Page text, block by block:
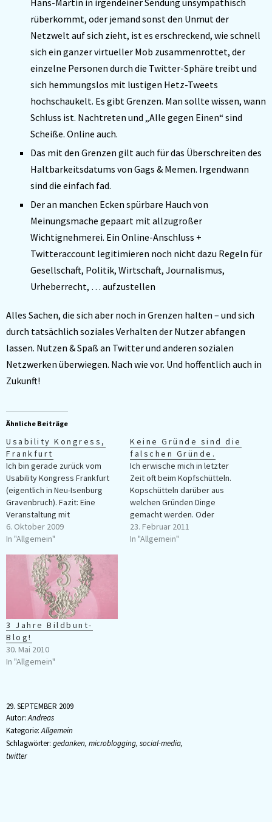
Hans-Martin in irgendeiner Sendung unsympathisch
rüberkommt, oder jemand sonst den Unmut der
Netzwelt auf sich zieht, ist es erschreckend, wie schnell
sich ein ganzer virtueller Mob zusammenrottet, der
einzelne Personen durch die Twitter-Sphäre treibt und
sich hemmungslos mit lustigen Hetz-Tweets
hochschaukelt. Es gibt Grenzen. Man sollte wissen, wann
Schluss ist. Nachtreten und „Alle gegen Einen“ sind
Scheiße. Online auch.
Das mit den Grenzen gilt auch für das Überschreiten des
Haltbarkeitsdatums von Gags & Memen. Irgendwann
sind die einfach fad.
Der an manchen Ecken spürbare Hauch von
Meinungsmache gepaart mit allzugroßer
Wichtignehmerei. Ein Online-Anschluss +
Twitteraccount legitimieren noch nicht dazu Regeln für
Gesellschaft, Politik, Wirtschaft, Journalismus,
Urheberrecht, … aufzustellen
Alles Sachen, die sich aber noch in Grenzen halten – und sich
durch tatsächlich soziales Verhalten der Nutzer abfangen
lassen. Nutzen & Spaß an Twitter und anderen sozialen
Netzwerken überwiegen. Nach wie vor. Und hoffentlich auch in
Zukunft!
Ähnliche Beiträge
Usability Kongress,
Frankfurt
Ich bin gerade zurück vom
Usability Kongress Frankfurt
(eigentlich in Neu-Isenburg
Gravenbruch). Fazit: Eine
Veranstaltung mit
interessanten, gut
gemischten Themen und teils
rund um Usabilty/User-
Experience. Leider konnte ich
nur heute dort sein und habe
den ersten Teil der Konferenz
verpasst. Etwas schwierig war
der Start des heutigen…
6. Oktober 2009
In "Allgemein"
Keine Gründe sind die
falschen Gründe.
Ich erwische mich in letzter
Zeit oft beim Kopfschütteln.
Kopschütteln darüber aus
welchen Gründen Dinge
gemacht werden. Oder
besser gesagt: Das es auch
niemanden stört, wenn es
23. Februar 2011
In "Allgemein"
3 Jahre Bildbunt-
Blog!
30. Mai 2010
In "Allgemein"
29. SEPTEMBER 2009
Autor:Andreas
Kategorie:Allgemein
Schlagwörter: gedanken, microblogging, social-media,
twitter